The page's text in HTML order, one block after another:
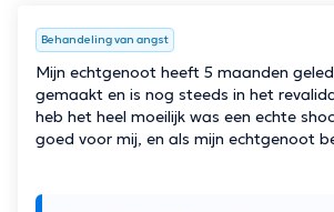
Behandeling van angst
Mijn echtgenoot heeft 5 maanden
gemaakt en is nog steeds in het
heb het heel moeilijk was een echte
goed voor mij, en als mijn echtgenoot